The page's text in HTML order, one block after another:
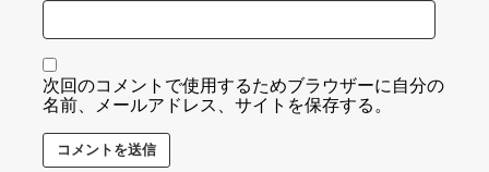
次回のコメントで使用するためブラウザーに自分の
名前、メールアドレス、サイトを保存する。